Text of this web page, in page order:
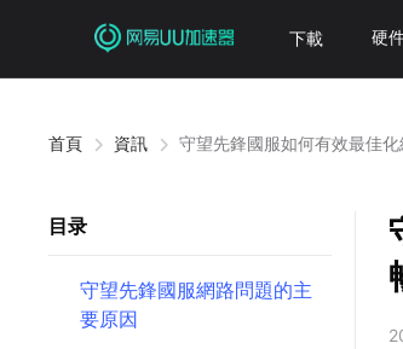
下載 硬
首頁 資訊 守望先鋒國服如何有效最佳
目录
守望先鋒國服網路問題的主
要原因